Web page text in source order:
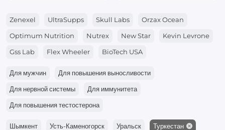
Zenexel UltraSupps Skull Labs
Orzax Ocean
Optimum Nutrition
Nutrex New Star
Kevin Levrone
Gss Lab
Flex Wheeler BioTech USA
Для мужчин
Для повышения выносливости
Для нервной системы
Для иммунитета
Для повышения тестостерона
Шымкент Усть-Каменогорск Уральск
Туркестан